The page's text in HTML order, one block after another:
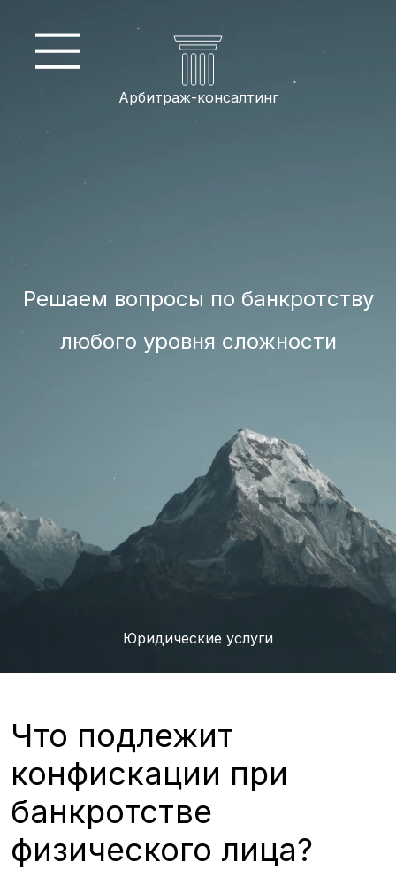
Арбитраж-консалтинг
Решаем вопросы по банкротству
любого уровня сложности
Юридические услуги
Что подлежит
конфискации при
банкротстве
физического лица?